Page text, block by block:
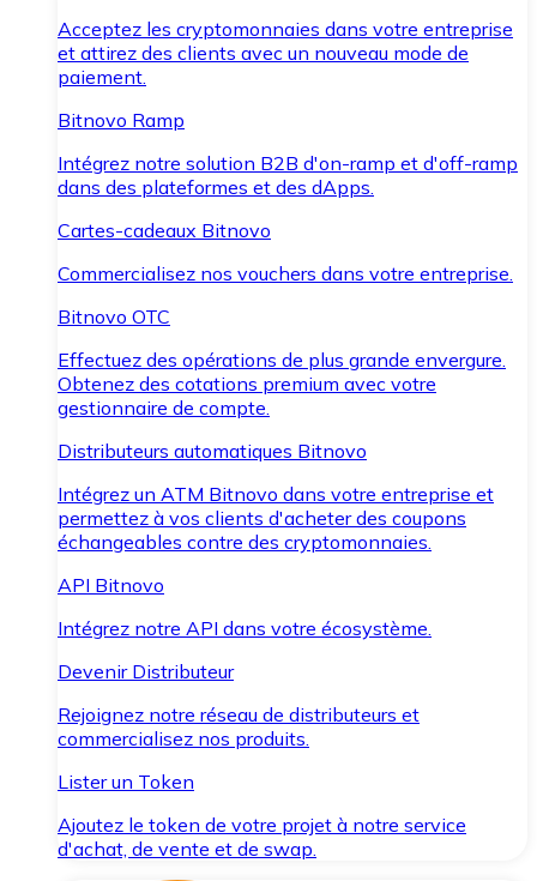
Acceptez les cryptomonnaies dans votre entreprise
et attirez des clients avec un nouveau mode de
paiement.
Bitnovo Ramp
Intégrez notre solution B2B d'on-ramp et d'off-ramp
dans des plateformes et des dApps.
Cartes-cadeaux Bitnovo
Commercialisez nos vouchers dans votre entreprise.
Bitnovo OTC
Effectuez des opérations de plus grande envergure.
Obtenez des cotations premium avec votre
gestionnaire de compte.
Distributeurs automatiques Bitnovo
Intégrez un ATM Bitnovo dans votre entreprise et
permettez à vos clients d'acheter des coupons
échangeables contre des cryptomonnaies.
API Bitnovo
Intégrez notre API dans votre écosystème.
Devenir Distributeur
Rejoignez notre réseau de distributeurs et
commercialisez nos produits.
Lister un Token
Ajoutez le token de votre projet à notre service
d'achat, de vente et de swap.